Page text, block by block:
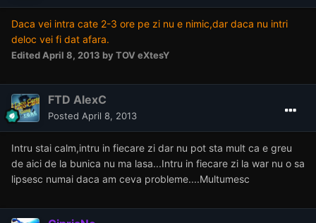
Daca vei intra cate 2-3 ore pe zi nu e nimic,dar daca nu intri
deloc vei fi dat afara.
Edited April 8, 2013 by TOV eXtesY
FTD AlexC
Posted April 8, 2013
Intru stai calm,intru in fiecare zi dar nu pot sta mult ca e greu
de aici de la bunica nu ma lasa...Intru in fiecare zi la war nu o sa
lipsesc numai daca am ceva probleme....Multumesc